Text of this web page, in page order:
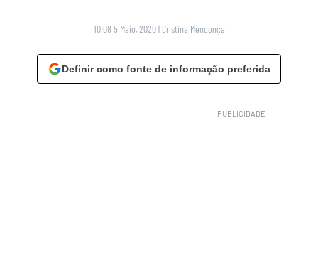
10:08 5 Maio, 2020 | Cristina Mendonça
Definir como fonte de informação preferida